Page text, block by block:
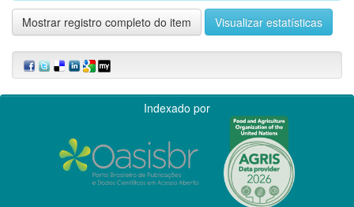
Mostrar registro completo do item Visualizar estatísticas
Indexado por